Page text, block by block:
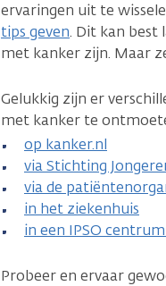
ervaringen uit te
tips geven. Dit kan best
met kanker zijn. Maar
Gelukkig zijn er
met kanker te
op kanker.nl
via Stichting
via de
in het ziekenhuis
in een IPSO
Probeer en ervaar